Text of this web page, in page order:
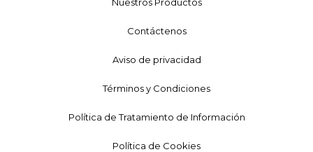
Contáctenos
Aviso de privacidad
Términos y Condiciones
Política de Tratamiento de Información
Política de Cookies